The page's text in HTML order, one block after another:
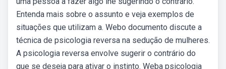
Entenda mais sobre o assunto e veja exemplos de
situações que utilizam a. Webo documento discute a
técnica de psicologia reversa na sedução de mulheres.
A psicologia reversa envolve sugerir o contrário do
que se deseja para ativar o instinto. Weba psicologia